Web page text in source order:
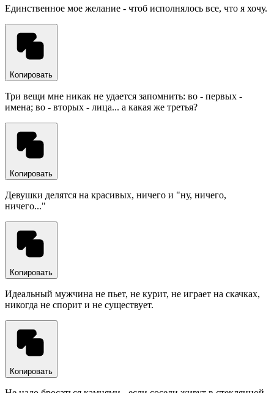
Единственное мое желание - чтоб исполнялось все, что я хочу.
Копировать
Три вещи мне никак не удается запомнить: во - первых -
имена; во - вторых - лица... а какая же третья?
Копировать
Девушки делятся на красивых, ничего и "ну, ничего,
ничего..."
Копировать
Идеальный мужчина не пьет, не курит, не играет на скачках,
никогда не спорит и не существует.
Копировать